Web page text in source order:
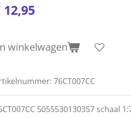
12,95
winkelwagen
76CT007CC
5055530130357 schaal